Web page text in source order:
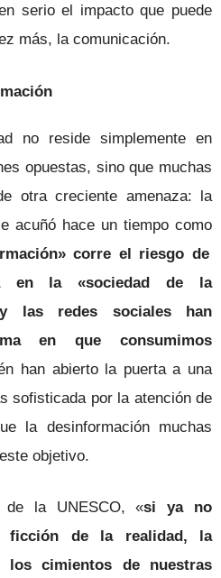
serio el impacto que puede
más, la comunicación.
no reside simplemente en
opuestas, sino que muchas
otra creciente amenaza: la
acuñó hace un tiempo como
corre el riesgo de
en la «sociedad de la
las redes sociales han
en que consumimos
han abierto la puerta a una
sofisticada por la atención de
la desinformación muchas
objetivo.
de la UNESCO, «si ya no
ficción de la realidad, la
los cimientos de nuestras